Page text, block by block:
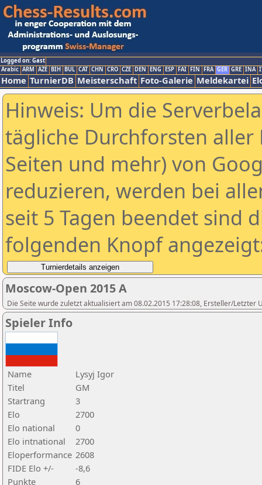
Logged on: Gast
Arabic ARM AZE BIH BUL CAT CHN CRO CZE DEN ENG ESP FAI FIN FRA GER GRE INA
Home TurnierDB Meisterschaft Foto-Galerie Meldekartei
Hinweis: Um die
tägliche Durchforsten aller
Seiten und mehr) von
reduzieren, werden bei
seit 5 Tagen beendet sind
folgenden Knopf
Moscow-Open 2015 A
Die Seite wurde zuletzt aktualisiert am 08.02.2015 17:28:08, Ersteller/Letzter
Spieler Info
Name
Lysyj Igor
Titel
GM
Startrang
3
Elo
2700
Elo national
0
Elo intnational
2700
Eloperformance 2608
FIDE Elo +/-
-8,6
Punkte
6